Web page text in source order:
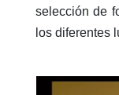
selección de
los diferentes